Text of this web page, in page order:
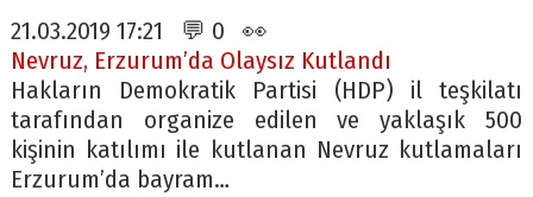
21.03.2019 17:21 💬 0 👀
Nevruz, Erzurum’da Olaysız Kutlandı
Hakların Demokratik Partisi (HDP) il teşkilatı
tarafından organize edilen ve yaklaşık 500
kişinin katılımı ile kutlanan Nevruz kutlamaları
Erzurum’da bayram…